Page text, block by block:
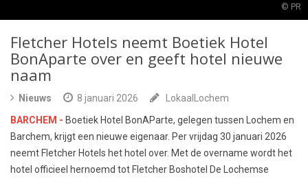
© PR
Fletcher Hotels neemt Boetiek Hotel
BonAparte over en geeft hotel nieuwe
naam
Nieuws 8 januari 2026
LokaalLochem
BARCHEM - Boetiek Hotel BonAParte, gelegen tussen Lochem en
Barchem, krijgt een nieuwe eigenaar. Per vrijdag 30 januari 2026
neemt Fletcher Hotels het hotel over. Met de overname wordt het
hotel officieel hernoemd tot Fletcher Boshotel De Lochemse